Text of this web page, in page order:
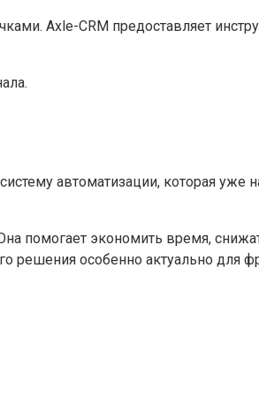
Axle-CRM предоставляет
автоматизации, которая уже
помогает экономить время,
решения особенно актуально для